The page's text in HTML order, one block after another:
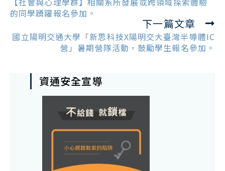
的同學踴躍報名參加。
下一篇文章
國立陽明交通大學「新思科技X陽明交大臺灣半導體IC
營」暑期營隊活動，鼓勵學生報名參加。
資通安全宣導